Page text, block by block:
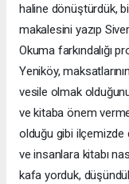
haline dönüştürdük,
makalesini yazıp
Okuma farkındalığı
Yeniköy,
vesile olmak
ve kitaba önem
olduğu gibi ilçemizde
ve insanlara kitabı
kafa yorduk,